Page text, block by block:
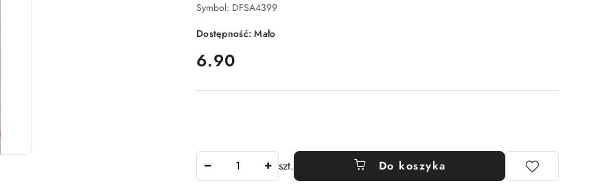
Symbol: DFSA4399
Dostępność:Mało
cena:
6.90
szt. Do koszyka